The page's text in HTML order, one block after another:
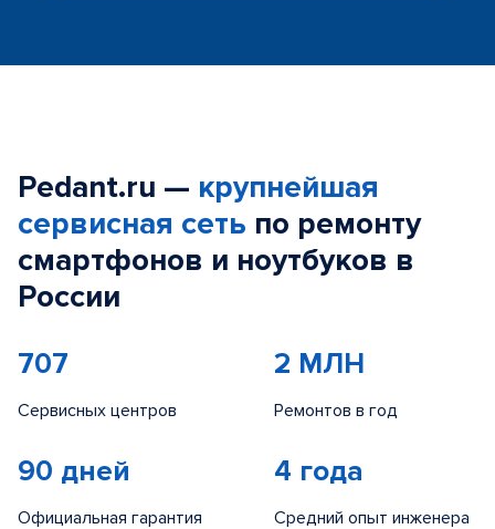
Pedant.ru — крупнейшая
сервисная сеть по ремонту
смартфонов и ноутбуков в
России
707
Сервисных центров
2 МЛН
Ремонтов в год
90 дней
Официальная гарантия
4 года
Средний опыт инженера